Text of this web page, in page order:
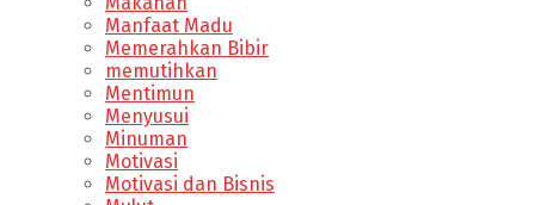
Manfaat Madu
Memerahkan Bibir
memutihkan
Mentimun
Menyusui
Minuman
Motivasi
Motivasi dan Bisnis